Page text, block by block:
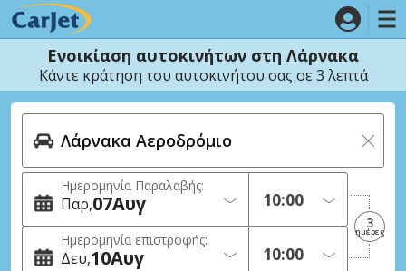
Ενοικίαση αυτοκινήτων στη Λάρνακα
Κάντε κράτηση του αυτοκινήτου σας σε 3 λεπτά
Ημερομηνία Παραλαβής:
Παρ 07Αυγ
Ημερομηνία επιστροφής:
Δευ 10Αυγ
3
ημέρες